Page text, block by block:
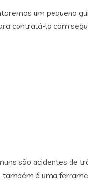
um pequeno
contratá-lo com
são acidentes de
também é uma